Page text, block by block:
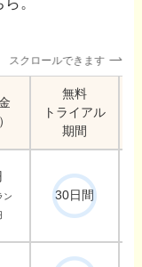
スクロールできます
無料
トライアル
期間
ン
30日間